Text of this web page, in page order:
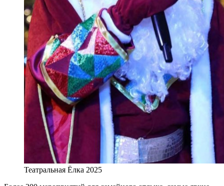
Театральная Ёлка 2025